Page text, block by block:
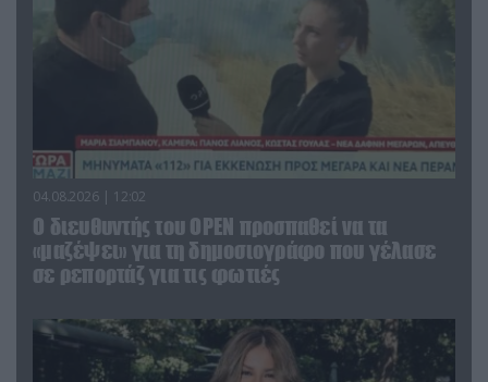
04.08.2026 | 12:02
O διευθυντής του OPEN προσπαθεί να τα
«μαζέψει» για τη δημοσιογράφο που γέλασε
σε ρεπορτάζ για τις φωτιές